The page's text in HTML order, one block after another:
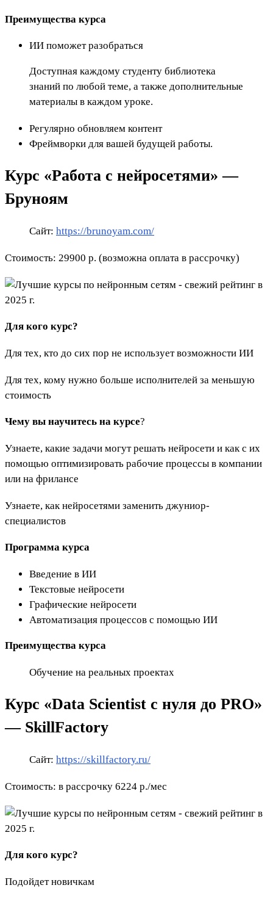
Преимущества курса
ИИ поможет разобраться
Доступная каждому студенту библиотека
знаний по любой теме, а также дополнительные
материалы в каждом уроке.
Регулярно обновляем контент
Фреймворки для вашей будущей работы.
Курс «Работа с нейросетями» —
Бруноям
Сайт: https://brunoyam.com/
Стоимость: 29900 р. (возможна оплата в рассрочку)
Для кого курс?
Для тех, кто до сих пор не использует возможности ИИ
Для тех, кому нужно больше исполнителей за меньшую
стоимость
Чему вы научитесь на курсе?
Узнаете, какие задачи могут решать нейросети и как с их
помощью оптимизировать рабочие процессы в компании
или на фрилансе
Узнаете, как нейросетями заменить джуниор-
специалистов
Программа курса
Введение в ИИ
Текстовые нейросети
Графические нейросети
Автоматизация процессов с помощью ИИ
Преимущества курса
Обучение на реальных проектах
Курс «Data Scientist с нуля до PRO»
— SkillFactory
Сайт: https://skillfactory.ru/
Стоимость: в рассрочку 6224 р./мес
Для кого курс?
Подойдет новичкам